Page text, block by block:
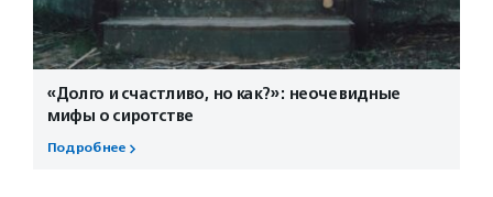
«Долго и счастливо, но как?»: неочевидные
мифы о сиротстве
Подробнее